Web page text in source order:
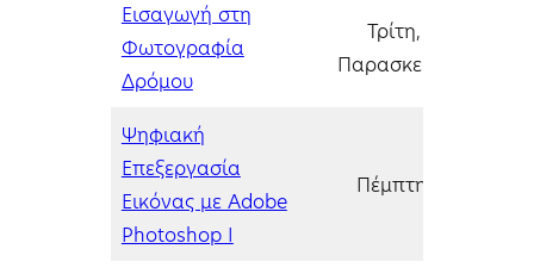
Εισαγωγή στη
Φωτογραφία
Δρόμου
Τρίτη, 03/02/
Παρασκευή, 06/02/
Ψηφιακή
Επεξεργασία
Εικόνας με Adobe
Photoshop I
Πέμπτη, 05/02/